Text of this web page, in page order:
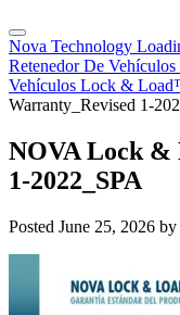
Nova Technology
Retenedor De
Vehículos Lock &
Warranty_Revised 1-
NOVA Lock &
1-2022_SPA
Posted June 25, 2026 by